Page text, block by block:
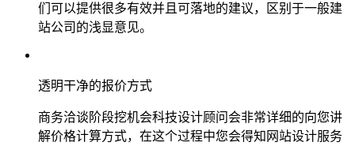
们可以提供很多有效并且可落地的建议，区别于一般建
站公司的浅显意见。
透明干净的报价方式
商务洽谈阶段挖机会科技设计顾问会非常详细的向您讲
解价格计算方式，在这个过程中您会得知网站设计服务